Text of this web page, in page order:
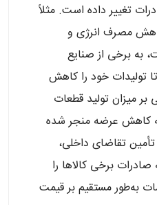
تغییر داده است. مثلاً
مصرف انرژی و
به برخی از صنایع
تولیدات خود را کاهش
میزان تولید قطعات
کاهش عرضه منجر شده
تقاضای داخلی،
برخی کالاها را
به‌طور مستقیم بر قیمت